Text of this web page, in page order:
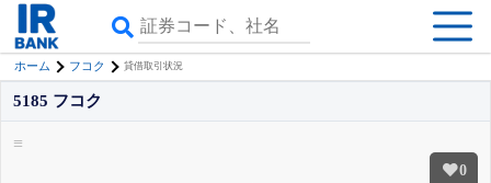
ホーム フコク 貸借取引状況
0
5185 フコク